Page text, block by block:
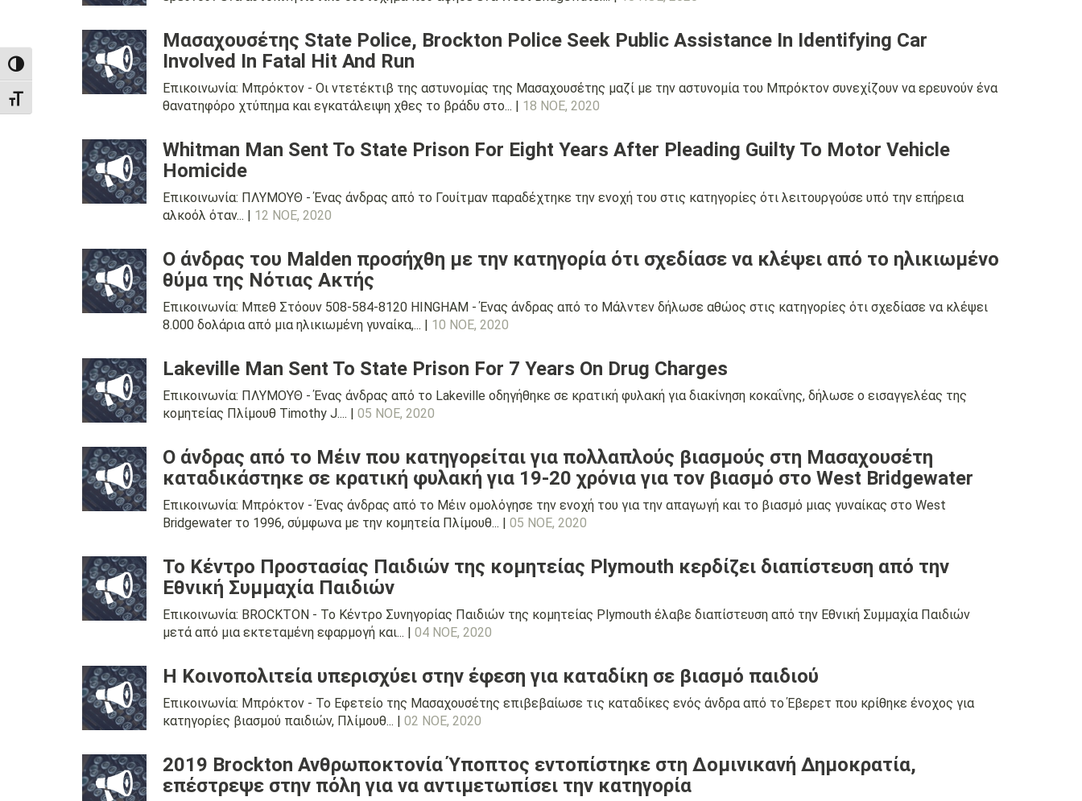
TOGGLE HIGH CONTRAST
TOGGLE FONT SIZE
Μασαχουσέτης State Police, Brockton Police Seek Public Assistance In Identifying Car
Involved In Fatal Hit And Run
Επικοινωνία: Μπρόκτον - Οι ντετέκτιβ της αστυνομίας της Μασαχουσέτης μαζί με την αστυνομία του Μπρόκτον συνεχίζουν να ερευνούν ένα
θανατηφόρο χτύπημα και εγκατάλειψη χθες το βράδυ στο... | 18 ΝΟΕ, 2020
Whitman Man Sent To State Prison For Eight Years After Pleading Guilty To Motor Vehicle
Homicide
Επικοινωνία: ΠΛΥΜΟΥΘ - Ένας άνδρας από το Γουίτμαν παραδέχτηκε την ενοχή του στις κατηγορίες ότι λειτουργούσε υπό την επήρεια
αλκοόλ όταν... | 12 ΝΟΕ, 2020
Ο άνδρας του Malden προσήχθη με την κατηγορία ότι σχεδίασε να κλέψει από το ηλικιωμένο
θύμα της Νότιας Ακτής
Επικοινωνία: Μπεθ Στόουν 508-584-8120 HINGHAM - Ένας άνδρας από το Μάλντεν δήλωσε αθώος στις κατηγορίες ότι σχεδίασε να κλέψει
8.000 δολάρια από μια ηλικιωμένη γυναίκα,... | 10 ΝΟΕ, 2020
Lakeville Man Sent To State Prison For 7 Years On Drug Charges
Επικοινωνία: ΠΛΥΜΟΥΘ - Ένας άνδρας από το Lakeville οδηγήθηκε σε κρατική φυλακή για διακίνηση κοκαΐνης, δήλωσε ο εισαγγελέας της
κομητείας Πλίμουθ Timothy J.... | 05 ΝΟΕ, 2020
Ο άνδρας από το Μέιν που κατηγορείται για πολλαπλούς βιασμούς στη Μασαχουσέτη
καταδικάστηκε σε κρατική φυλακή για 19-20 χρόνια για τον βιασμό στο West Bridgewater
Επικοινωνία: Μπρόκτον - Ένας άνδρας από το Μέιν ομολόγησε την ενοχή του για την απαγωγή και το βιασμό μιας γυναίκας στο West
Bridgewater το 1996, σύμφωνα με την κομητεία Πλίμουθ... | 05 ΝΟΕ, 2020
Το Κέντρο Προστασίας Παιδιών της κομητείας Plymouth κερδίζει διαπίστευση από την
Εθνική Συμμαχία Παιδιών
Επικοινωνία: BROCKTON - Το Κέντρο Συνηγορίας Παιδιών της κομητείας Plymouth έλαβε διαπίστευση από την Εθνική Συμμαχία Παιδιών
μετά από μια εκτεταμένη εφαρμογή και... | 04 ΝΟΕ, 2020
Η Κοινοπολιτεία υπερισχύει στην έφεση για καταδίκη σε βιασμό παιδιού
Επικοινωνία: Μπρόκτον - Το Εφετείο της Μασαχουσέτης επιβεβαίωσε τις καταδίκες ενός άνδρα από το Έβερετ που κρίθηκε ένοχος για
κατηγορίες βιασμού παιδιών, Πλίμουθ... | 02 ΝΟΕ, 2020
2019 Brockton Ανθρωποκτονία Ύποπτος εντοπίστηκε στη Δομινικανή Δημοκρατία,
επέστρεψε στην πόλη για να αντιμετωπίσει την κατηγορία